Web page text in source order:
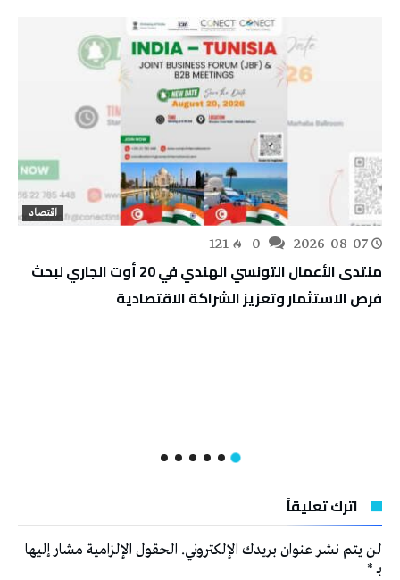
اقتصاد
2026-08-07
121
منتدى الأعمال التونسي الهندي في 20 أوت الجاري لبحث
فرص الاستثمار وتعزيز الشراكة الاقتصادية
اترك تعليقاً
لن يتم نشر عنوان بريدك الإلكتروني. الحقول الإلزامية مشار إليها
بـ*